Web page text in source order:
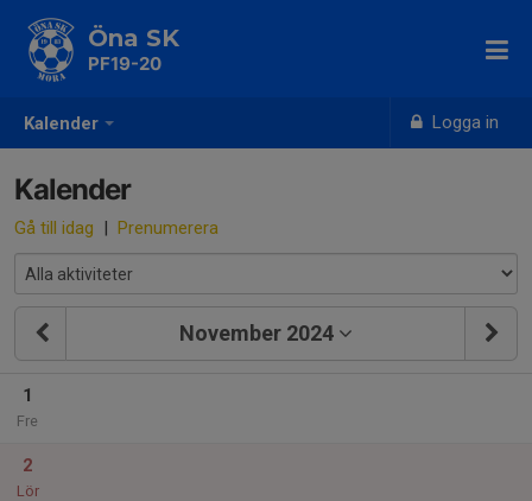
Kalender Logga in
Öna SK
PF19-20
Kalender
Gå till idag | Prenumerera
November 2024
1
Fre
2
Lör